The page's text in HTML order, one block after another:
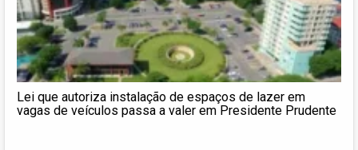
Lei que autoriza instalação de espaços de lazer em
vagas de veículos passa a valer em Presidente Prudente